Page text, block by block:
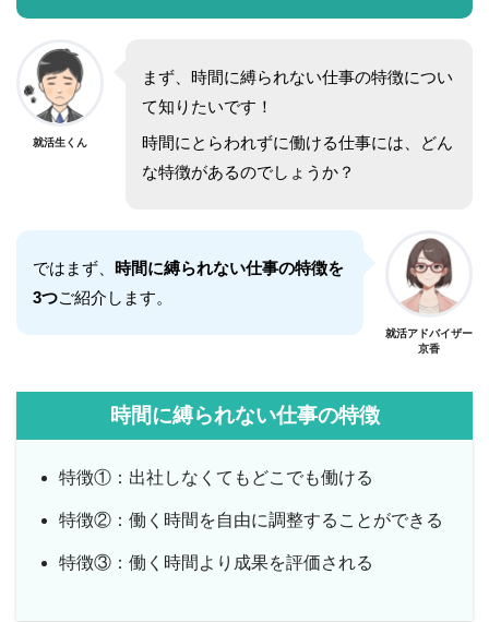
就活生くん
まず、時間に縛られない仕事の特徴につい
て知りたいです！
時間にとらわれずに働ける仕事には、どん
な特徴があるのでしょうか？
ではまず、 時間に縛られない仕事の特徴を
3つご紹介します。
就活アドバイザー
京香
時間に縛られない仕事の特徴
特徴①：出社しなくてもどこでも働ける
特徴②：働く時間を自由に調整することができる
特徴③：働く時間より成果を評価される